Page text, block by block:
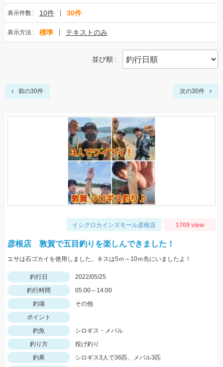
表示件数 10件 30件
表示方法 標準 テキストのみ
並び順
前の30件 次の30件
イシグロカインズモール彦根店 1709 view
彦根店 敦賀で五目釣りを楽しんできました！
エサは石ゴカイを使用しました。キスは5ｍ～10ｍ先にいましたよ！
釣行日
2022/05/25
釣行時間
05:00～14:00
釣場
その他
ポイント
釣魚
シロギス・メバル
釣り方
投げ釣り
釣果
シロギス3人で36匹、メバル3匹